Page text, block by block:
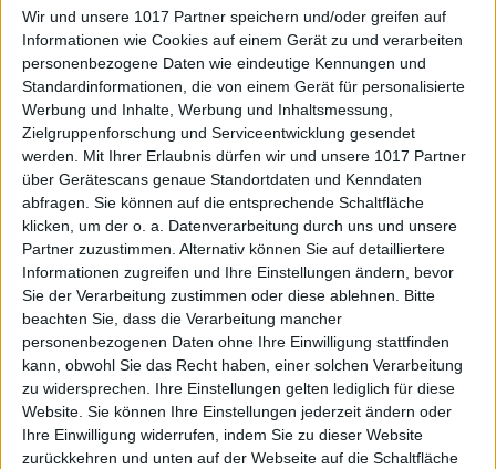
Wir und unsere 1017 Partner speichern und/oder greifen auf
Informationen wie Cookies auf einem Gerät zu und verarbeiten
personenbezogene Daten wie eindeutige Kennungen und
Standardinformationen, die von einem Gerät für personalisierte
Werbung und Inhalte, Werbung und Inhaltsmessung,
Zielgruppenforschung und Serviceentwicklung gesendet
werden.
Mit Ihrer Erlaubnis dürfen wir und unsere 1017 Partner
über Gerätescans genaue Standortdaten und Kenndaten
abfragen. Sie können auf die entsprechende Schaltfläche
klicken, um der o. a. Datenverarbeitung durch uns und unsere
Partner zuzustimmen. Alternativ können Sie auf detailliertere
Informationen zugreifen und Ihre Einstellungen ändern, bevor
Sie der Verarbeitung zustimmen oder diese ablehnen.
Bitte
beachten Sie, dass die Verarbeitung mancher
personenbezogenen Daten ohne Ihre Einwilligung stattfinden
kann, obwohl Sie das Recht haben, einer solchen Verarbeitung
zu widersprechen. Ihre Einstellungen gelten lediglich für diese
Website. Sie können Ihre Einstellungen jederzeit ändern oder
Ihre Einwilligung widerrufen, indem Sie zu dieser Website
zurückkehren und unten auf der Webseite auf die Schaltfläche